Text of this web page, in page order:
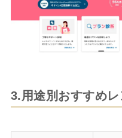
3.用途別おすすめ